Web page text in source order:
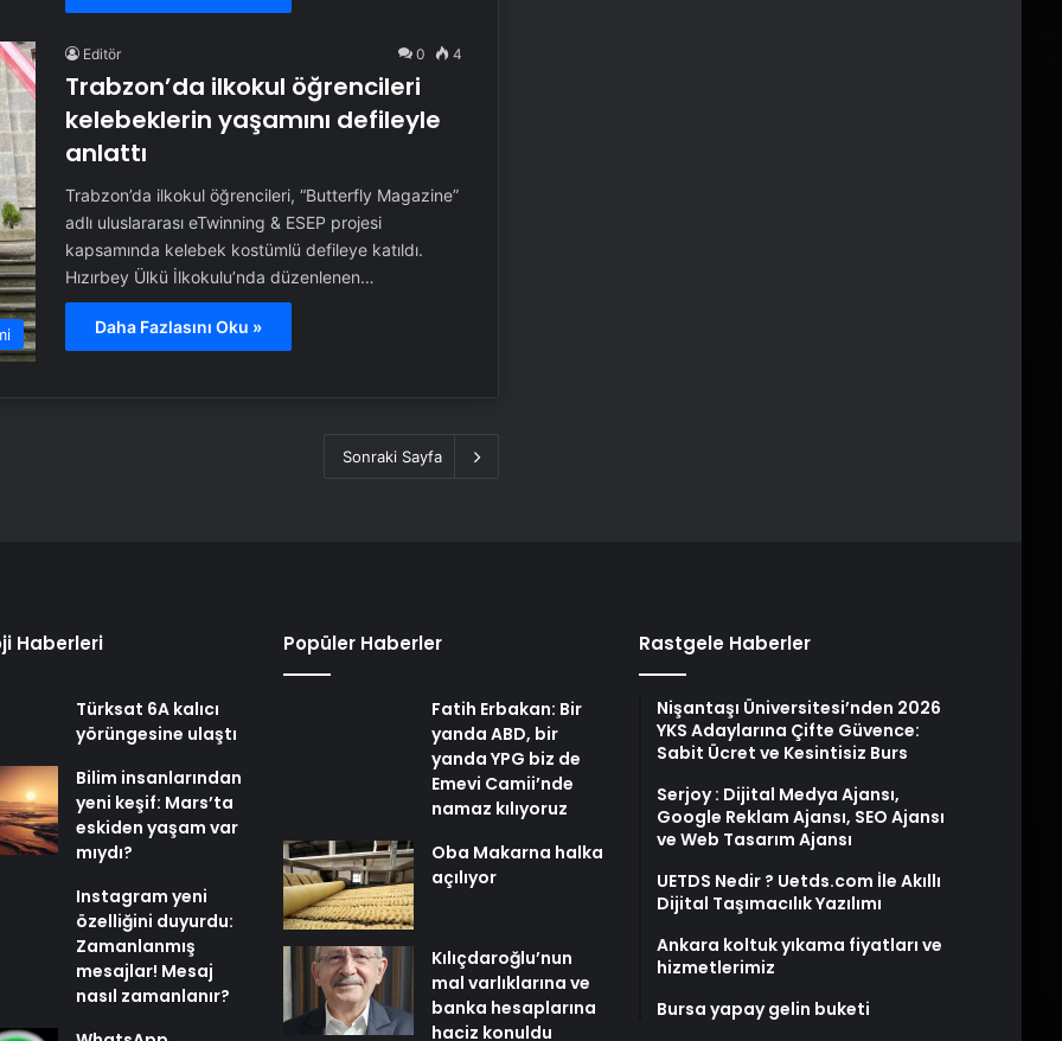
Editör 0 4
Trabzon’da ilkokul öğrencileri
kelebeklerin yaşamını defileyle
anlattı
Trabzon’da ilkokul öğrencileri, “Butterfly Magazine”
adlı uluslararası eTwinning & ESEP projesi
kapsamında kelebek kostümlü defileye katıldı.
Hızırbey Ülkü İlkokulu’nda düzenlenen…
Daha Fazlasını Oku »
Sonraki Sayfa
Haberleri
Türksat 6A kalıcı
yörüngesine ulaştı
Bilim insanlarından
yeni keşif: Mars’ta
eskiden yaşam var
mıydı?
Instagram yeni
özelliğini duyurdu:
Zamanlanmış
mesajlar! Mesaj
nasıl zamanlanır?
Popüler Haberler
Fatih Erbakan: Bir
yanda ABD, bir
yanda YPG biz de
Emevi Camii’nde
namaz kılıyoruz
Oba Makarna halka
açılıyor
Kılıçdaroğlu’nun
mal varlıklarına ve
banka hesaplarına
haciz konuldu
Rastgele Haberler
Nişantaşı Üniversitesi’nden 2026
YKS Adaylarına Çifte Güvence:
Sabit Ücret ve Kesintisiz Burs
Serjoy : Dijital Medya Ajansı,
Google Reklam Ajansı, SEO Ajansı
ve Web Tasarım Ajansı
UETDS Nedir ? Uetds.com İle Akıllı
Dijital Taşımacılık Yazılımı
Ankara koltuk yıkama fiyatları ve
hizmetlerimiz
Bursa yapay gelin buketi